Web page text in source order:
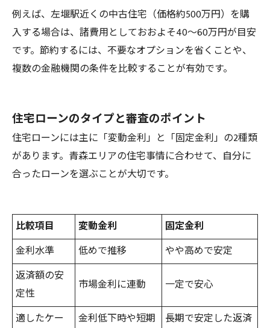
例えば、左堰駅近くの中古住宅（価格約500万円）を購
入する場合は、諸費用としておおよそ40～60万円が目安
です。節約するには、不要なオプションを省くことや、
複数の金融機関の条件を比較することが有効です。
住宅ローンのタイプと審査のポイント
住宅ローンには主に「変動金利」と「固定金利」の2種類
があります。青森エリアの住宅事情に合わせて、自分に
合ったローンを選ぶことが大切です。
比較項目 変動金利
固定金利
金利水準
低めで推移
やや高めで安定
返済額の安
定性
市場金利に連動 一定で安心
適したケー
金利低下時や短期
長期で安定した返済